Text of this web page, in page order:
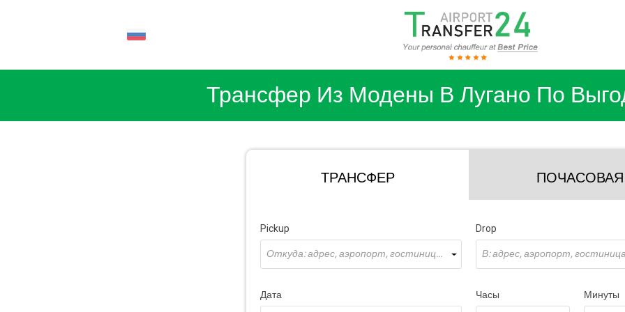
Трансфер Из Модены В Лугано По
ТРАНСФЕР ПОЧАСОВАЯ
Pickup
Откуда: адрес, аэропорт, гостиница ...
Drop
В: адрес, аэропорт,
Дата
Часы
Минуты